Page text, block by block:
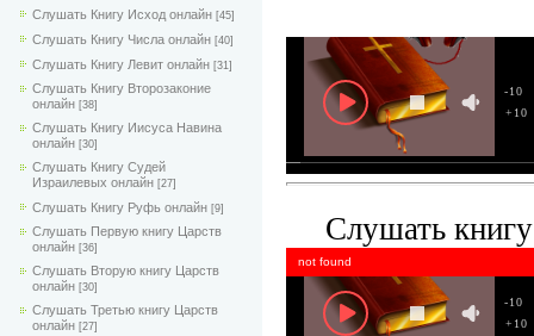
Слушать Книгу Исход онлайн [45]
Слушать Книгу Числа онлайн [40]
Слушать Книгу Левит онлайн [31]
Слушать Книгу Второзаконие
онлайн [38]
Слушать Книгу Иисуса Навина
онлайн [30]
Слушать Книгу Судей
Израилевых онлайн [27]
Слушать Книгу Руфь онлайн [9]
Слушать Первую книгу Царств
онлайн [36]
Слушать Вторую книгу Царств
онлайн [30]
Слушать Третью книгу Царств
онлайн [27]
+10
-10
Слушать
+10
-10
not found